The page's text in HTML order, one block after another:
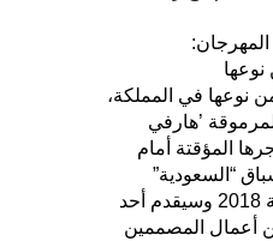
نوعها في المملكة،
’هارفي
5 من متاجرها المؤقتة أمام
“السعودية”
للفورمولا إي – الدرعية 2018 وسيقدم أحد
أعمال المصممين